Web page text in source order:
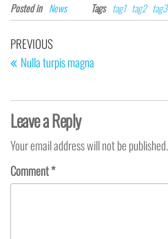
Posted in News Tags tag1 tag2 tag3
Post
navigation
Previous
Post
PREVIOUS
Nulla turpis magna
Leave a Reply
Your email address will not be published.
Comment*